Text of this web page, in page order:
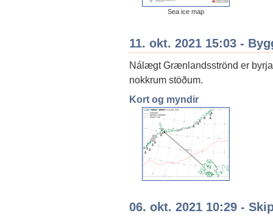
Sea ice map
11. okt. 2021 15:03 -
Nálægt Grænlandsströnd er
nokkrum stöðum.
Kort og myndir
06. okt. 2021 10:29 -